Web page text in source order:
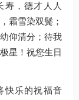
寿，德才人人
霜雪染双鬓；
仰清分；待我
星！祝您生日
快乐的祝福音